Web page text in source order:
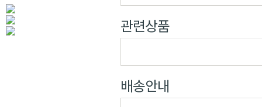
관련상품
배송안내